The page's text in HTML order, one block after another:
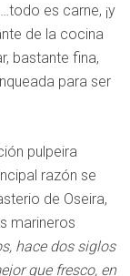
es carne, ¡y
de la cocina
bastante fina,
para ser
pulpeira
razón se
de Oseira,
marineros
hace dos siglos
que fresco, en